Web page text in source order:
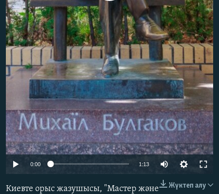
0:00 1:13
Жүктеп алу
Киевте орыс жазушысы, "Мастер және